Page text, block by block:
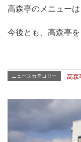
高森亭のメニューは
今後とも、高森亭
ニュースカテゴリー 高森